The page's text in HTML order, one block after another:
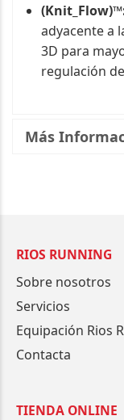
adyacente a
3D para
regulación
Más
RIOS RUNNING
Sobre nosotros
Servicios
Equipación Rios
Contacta
TIENDA ONLINE